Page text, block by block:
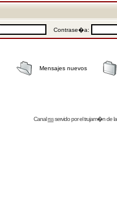
Contrase�a:
Mensajes nuevos
Canalrssservido por eltrujam�nde